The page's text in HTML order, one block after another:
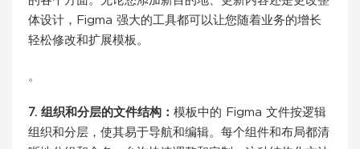
体设计，Figma 强大的工具都可以让您随着业务的增长
轻松修改和扩展模板。
。
7. 组织和分层的文件结构： 模板中的 Figma 文件按逻辑
组织和分层，使其易于导航和编辑。每个组件和布局都清